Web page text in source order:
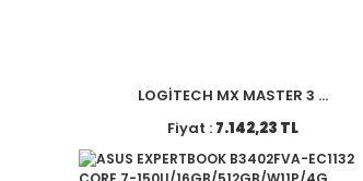
LOGİTECH MX MASTER 3 ...
Fiyat : 7.142,23 TL